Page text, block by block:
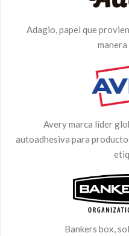
Adagio, papel que
Avery marca líder
autoadhesiva para
Bankers box,